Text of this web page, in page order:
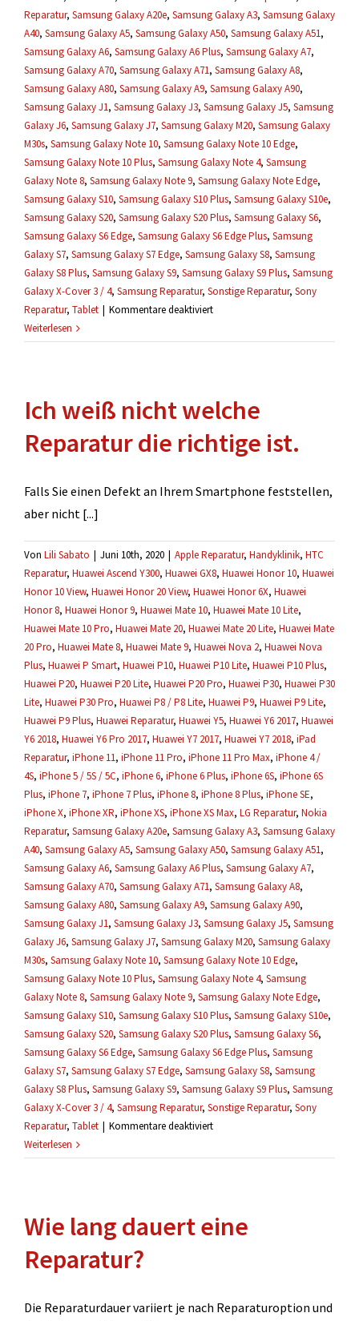
Reparatur, Samsung Galaxy A20e, Samsung Galaxy A3, Samsung Galaxy
A40, Samsung Galaxy A5, Samsung Galaxy A50, Samsung Galaxy A51,
Samsung Galaxy A6, Samsung Galaxy A6 Plus, Samsung Galaxy A7,
Samsung Galaxy A70, Samsung Galaxy A71, Samsung Galaxy A8,
Samsung Galaxy A80, Samsung Galaxy A9, Samsung Galaxy A90,
Samsung Galaxy J1, Samsung Galaxy J3, Samsung Galaxy J5, Samsung
Galaxy J6, Samsung Galaxy J7, Samsung Galaxy M20, Samsung Galaxy
M30s, Samsung Galaxy Note 10, Samsung Galaxy Note 10 Edge,
Samsung Galaxy Note 10 Plus, Samsung Galaxy Note 4, Samsung
Galaxy Note 8, Samsung Galaxy Note 9, Samsung Galaxy Note Edge,
Samsung Galaxy S10, Samsung Galaxy S10 Plus, Samsung Galaxy S10e,
Samsung Galaxy S20, Samsung Galaxy S20 Plus, Samsung Galaxy S6,
Samsung Galaxy S6 Edge, Samsung Galaxy S6 Edge Plus, Samsung
Galaxy S7, Samsung Galaxy S7 Edge, Samsung Galaxy S8, Samsung
Galaxy S8 Plus, Samsung Galaxy S9, Samsung Galaxy S9 Plus, Samsung
Galaxy X-Cover 3 / 4, Samsung Reparatur, Sonstige Reparatur, Sony
Reparatur, Tablet | Kommentare deaktiviertfür
brauche
für
meine
Versicherung.
Weiterlesen
Ich weiß nicht welche
Reparatur die richtige ist.
Falls Sie einen Defekt an Ihrem Smartphone feststellen,
aber nicht [...]
Von Lili Sabato | Juni 10th, 2020 | Apple Reparatur, Handyklinik, HTC
Reparatur, Huawei Ascend Y300, Huawei GX8, Huawei Honor 10, Huawei
Honor 10 View, Huawei Honor 20 View, Huawei Honor 6X, Huawei
Honor 8, Huawei Honor 9, Huawei Mate 10, Huawei Mate 10 Lite,
Huawei Mate 10 Pro, Huawei Mate 20, Huawei Mate 20 Lite, Huawei Mate
20 Pro, Huawei Mate 8, Huawei Mate 9, Huawei Nova 2, Huawei Nova
Plus, Huawei P Smart, Huawei P10, Huawei P10 Lite, Huawei P10 Plus,
Huawei P20, Huawei P20 Lite, Huawei P20 Pro, Huawei P30, Huawei P30
Lite, Huawei P30 Pro, Huawei P8 / P8 Lite, Huawei P9, Huawei P9 Lite,
Huawei P9 Plus, Huawei Reparatur, Huawei Y5, Huawei Y6 2017, Huawei
Y6 2018, Huawei Y6 Pro 2017, Huawei Y7 2017, Huawei Y7 2018, iPad
Reparatur, iPhone 11, iPhone 11 Pro, iPhone 11 Pro Max, iPhone 4 /
4S, iPhone 5 / 5S / 5C, iPhone 6, iPhone 6 Plus, iPhone 6S, iPhone 6S
Plus, iPhone 7, iPhone 7 Plus, iPhone 8, iPhone 8 Plus, iPhone SE,
iPhone X, iPhone XR, iPhone XS, iPhone XS Max, LG Reparatur, Nokia
Reparatur, Samsung Galaxy A20e, Samsung Galaxy A3, Samsung Galaxy
A40, Samsung Galaxy A5, Samsung Galaxy A50, Samsung Galaxy A51,
Samsung Galaxy A6, Samsung Galaxy A6 Plus, Samsung Galaxy A7,
Samsung Galaxy A70, Samsung Galaxy A71, Samsung Galaxy A8,
Samsung Galaxy A80, Samsung Galaxy A9, Samsung Galaxy A90,
Samsung Galaxy J1, Samsung Galaxy J3, Samsung Galaxy J5, Samsung
Galaxy J6, Samsung Galaxy J7, Samsung Galaxy M20, Samsung Galaxy
M30s, Samsung Galaxy Note 10, Samsung Galaxy Note 10 Edge,
Samsung Galaxy Note 10 Plus, Samsung Galaxy Note 4, Samsung
Galaxy Note 8, Samsung Galaxy Note 9, Samsung Galaxy Note Edge,
Samsung Galaxy S10, Samsung Galaxy S10 Plus, Samsung Galaxy S10e,
Samsung Galaxy S20, Samsung Galaxy S20 Plus, Samsung Galaxy S6,
Samsung Galaxy S6 Edge, Samsung Galaxy S6 Edge Plus, Samsung
Galaxy S7, Samsung Galaxy S7 Edge, Samsung Galaxy S8, Samsung
Galaxy S8 Plus, Samsung Galaxy S9, Samsung Galaxy S9 Plus, Samsung
Galaxy X-Cover 3 / 4, Samsung Reparatur, Sonstige Reparatur, Sony
Reparatur, Tablet | Kommentare deaktiviertfür
weiß
Reparatur
die
Weiterlesen
Wie lang dauert eine
Reparatur?
Die Reparaturdauer variiert je nach Reparaturoption und